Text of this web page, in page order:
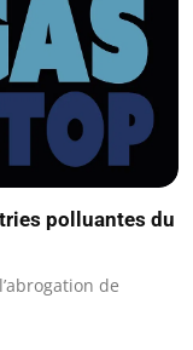
polluantes du
de